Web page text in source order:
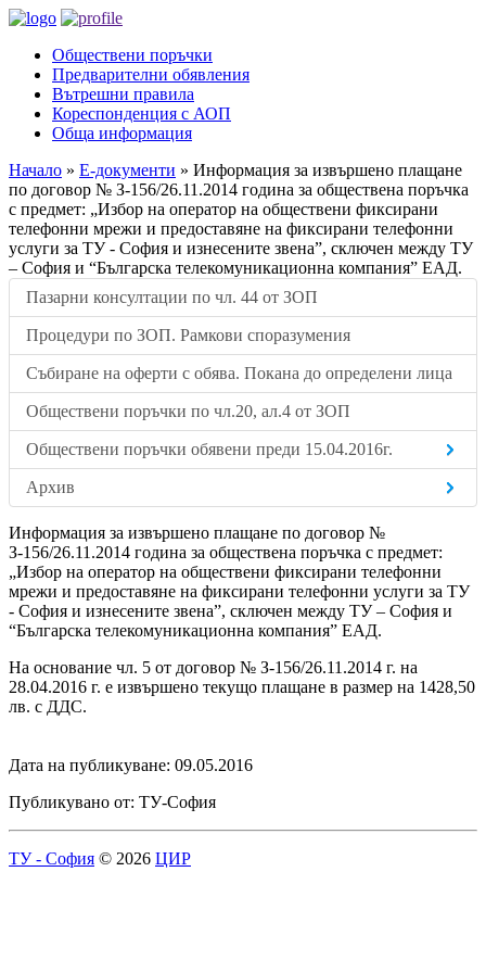
Обществени поръчки
Предварителни обявления
Вътрешни правила
Кореспонденция с АОП
Обща информация
Начало » Е-документи » Информация за извършено плащане
по договор № З-156/26.11.2014 година за обществена поръчка
с предмет: „Избор на оператор на обществени фиксирани
телефонни мрежи и предоставяне на фиксирани телефонни
услуги за ТУ - София и изнесените звена”, сключен между ТУ
– София и “Българска телекомуникационна компания” ЕАД.
Пазарни консултации по чл. 44 от ЗОП
Процедури по ЗОП. Рамкови споразумения
Събиране на оферти с обява. Покана до определени лица
Обществени поръчки по чл.20, ал.4 от ЗОП
Обществени поръчки обявени преди 15.04.2016г.
Архив
Информация за извършено плащане по договор №
З-156/26.11.2014 година за обществена поръчка с предмет:
„Избор на оператор на обществени фиксирани телефонни
мрежи и предоставяне на фиксирани телефонни услуги за ТУ
- София и изнесените звена”, сключен между ТУ – София и
“Българска телекомуникационна компания” ЕАД.
На основание чл. 5 от договор № З-156/26.11.2014 г. на
28.04.2016 г. е извършено текущо плащане в размер на 1428,50
лв. с ДДС.
Дата на публикуване: 09.05.2016
Публикувано от: ТУ-София
ТУ - София © 2026 ЦИР